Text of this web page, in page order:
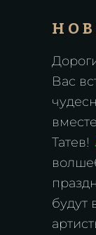
Вас
Татев!
будут